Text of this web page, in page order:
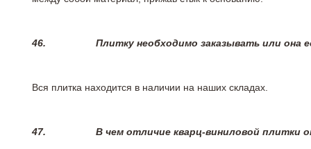
46. Плитку необходимо заказывать или она
Вся плитка находится в наличии на наших складах.
47. В чем отличие кварц-виниловой плитки